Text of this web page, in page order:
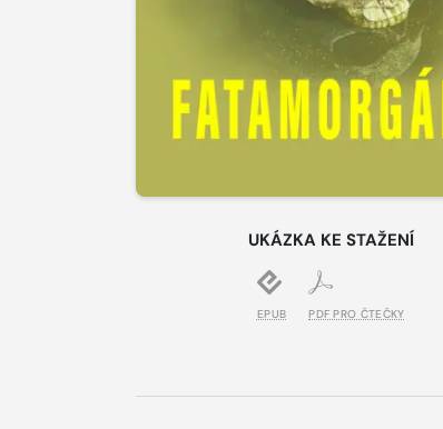
UKÁZKA KE STAŽENÍ
EPUB PDF PRO ČTEČKY